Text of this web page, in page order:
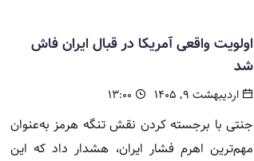
اولویت واقعی آمریکا در قبال ایران فاش
شد
اردیبهشت ۹, ۱۴۰۵
جنتی با برجسته کردن نقش تنگه هرمز به‌عنوان
مهم‌ترین اهرم فشار ایران، هشدار داد که این